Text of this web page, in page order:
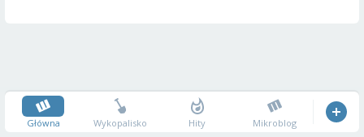
Główna Wykopalisko Hity Mikroblog